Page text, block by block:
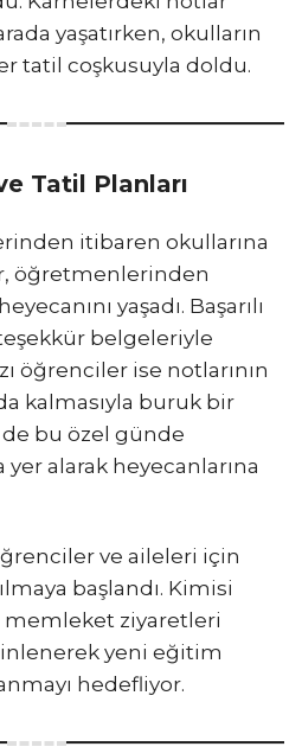
yaşatırken, okulların
tatil coşkusuyla doldu.
Tatil Planları
itibaren okullarına
öğretmenlerinden
yaşadı. Başarılı
belgeleriyle
öğrenciler ise notlarının
kalmasıyla buruk bir
de bu özel günde
yer alarak heyecanlarına
ve aileleri için
başlandı. Kimisi
memleket ziyaretleri
yeni eğitim
hedefliyor.